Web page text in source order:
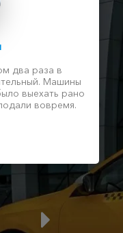
два раза в
Машины
выехать рано
вовремя.